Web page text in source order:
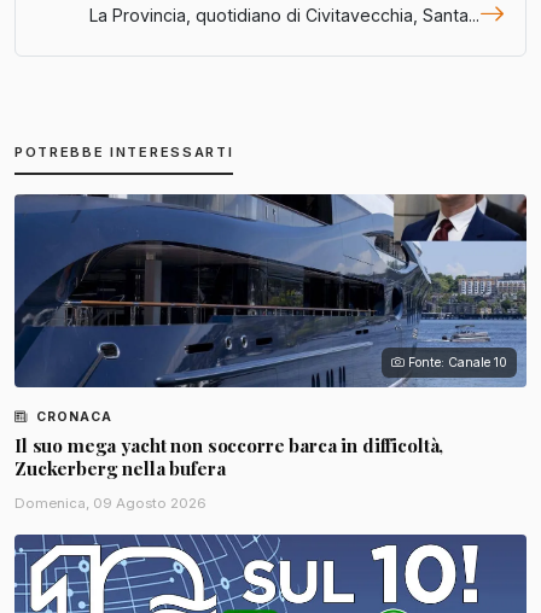
La Provincia, quotidiano di Civitavecchia, Santa...
POTREBBE INTERESSARTI
Fonte: Canale 10
CRONACA
Il suo mega yacht non soccorre barca in difficoltà,
Zuckerberg nella bufera
Domenica, 09 Agosto 2026